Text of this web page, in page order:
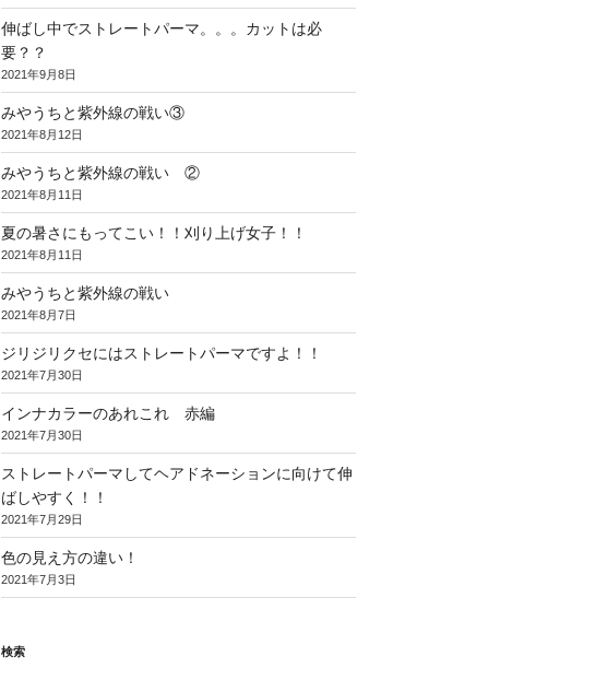
伸ばし中でストレートパーマ。。。カットは必
要？？
2021年9月8日
みやうちと紫外線の戦い③
2021年8月12日
みやうちと紫外線の戦い ②
2021年8月11日
夏の暑さにもってこい！！刈り上げ女子！！
2021年8月11日
みやうちと紫外線の戦い
2021年8月7日
ジリジリクセにはストレートパーマですよ！！
2021年7月30日
インナカラーのあれこれ 赤編
2021年7月30日
ストレートパーマしてヘアドネーションに向けて伸
ばしやすく！！
2021年7月29日
色の見え方の違い！
2021年7月3日
検索